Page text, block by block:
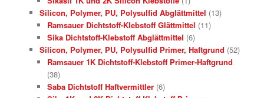
Silicon, Polymer, PU, Polysulfid Abglättmittel (13)
Ramsauer Dichtstoff-Klebstoff Glättmittel (11)
Sika Dichtstoff-Klebstoff Abglättmittel (6)
Silicon, Polymer, PU, Polysulfid Primer, Haftgrund (52)
Ramsauer 1K Dichtstoff-Klebstoff Primer-Haftgrund
(38)
Saba Dichtstoff Haftvermittler (6)